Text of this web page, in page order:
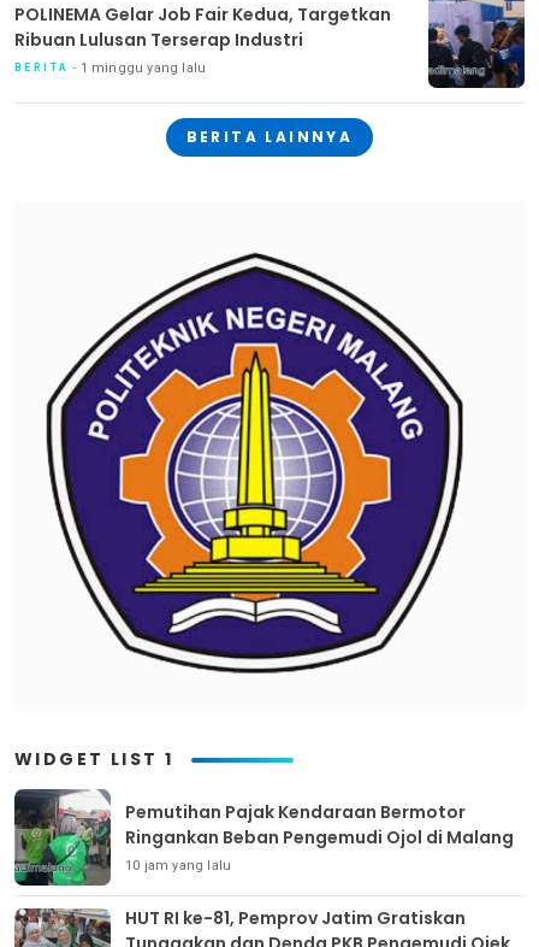
POLINEMA Gelar Job Fair Kedua, Targetkan
Ribuan Lulusan Terserap Industri
BERITA 1 minggu yang lalu
BERITA LAINNYA
WIDGET LIST 1
Pemutihan Pajak Kendaraan Bermotor
Ringankan Beban Pengemudi Ojol di Malang
10 jam yang lalu
HUT RI ke-81, Pemprov Jatim Gratiskan